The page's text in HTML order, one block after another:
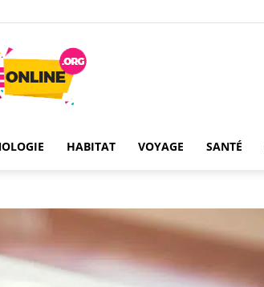
HABITAT VOYAGE SANTÉ